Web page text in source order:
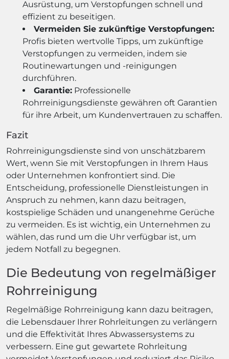
Ausrüstung, um Verstopfungen schnell und
effizient zu beseitigen.
Vermeiden Sie zukünftige Verstopfungen:
Profis bieten wertvolle Tipps, um zukünftige
Verstopfungen zu vermeiden, indem sie
Routinewartungen und -reinigungen
durchführen.
Garantie: Professionelle
Rohrreinigungsdienste gewähren oft Garantien
für ihre Arbeit, um Kundenvertrauen zu schaffen.
Fazit
Rohrreinigungsdienste sind von unschätzbarem
Wert, wenn Sie mit Verstopfungen in Ihrem Haus
oder Unternehmen konfrontiert sind. Die
Entscheidung, professionelle Dienstleistungen in
Anspruch zu nehmen, kann dazu beitragen,
kostspielige Schäden und unangenehme Gerüche
zu vermeiden. Es ist wichtig, ein Unternehmen zu
wählen, das rund um die Uhr verfügbar ist, um
jedem Notfall zu begegnen.
Die Bedeutung von regelmäßiger
Rohrreinigung
Regelmäßige Rohrreinigung kann dazu beitragen,
die Lebensdauer Ihrer Rohrleitungen zu verlängern
und die Effektivität Ihres Abwassersystems zu
verbessern. Eine gut gewartete Rohrleitung